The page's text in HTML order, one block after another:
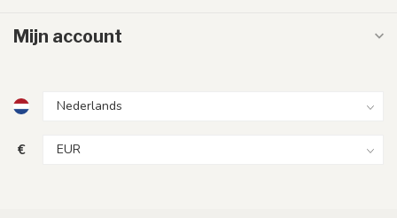
Mijn account
€